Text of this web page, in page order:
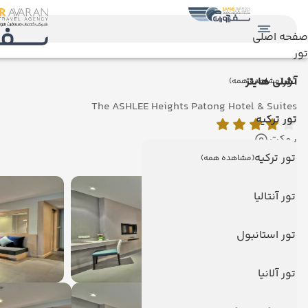
صفحه اصلی
تور
تور(مشاهده همه)
تور ترکیه
تور ترکیه(مشاهده همه)
تور آنتالیا
تور استانبول
تور آلانیا
آشلی هایتز
The ASHLEE Heights Patong Hotel & Suites
پوکت
نمایش روی نقشه